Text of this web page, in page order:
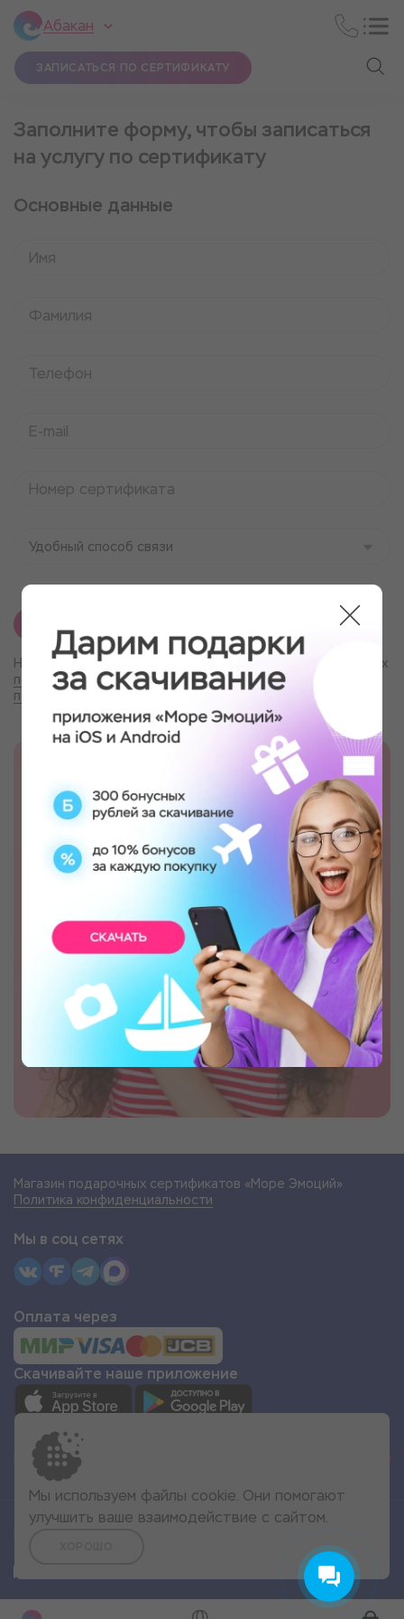
Абакан
ЗАПИСАТЬСЯ ПО СЕРТИФИКАТУ
Заполните форму, чтобы записаться
на услугу по сертификату
Основные данные
Удобный способ связи
Нажимая на кнопку, вы даёте согласие на обработку ваших
персональных данныхи принимаете
пользовательское соглашение
Магазин подарочных сертификатов «Море Эмоций»
Политика конфиденциальности
Мы в соц сетях
Оплата через
Скачивайте наше приложение
Мы используем файлы cookie. Они помогают
улучшить ваше взаимодействие с сайтом.